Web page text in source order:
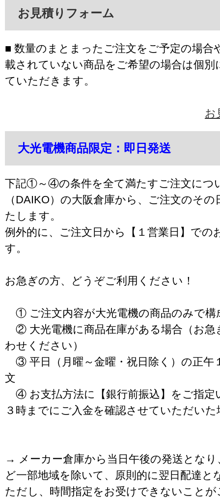
お見積りフォーム
■ 数量のまとまったご注文をご予定の場合
載されていない商品をご希望の場合は個別
ていただきます。
お
大光電機商品限定：即日発送
下記①～④の条件を全て満たすご注文につ
（DAIKO）の大阪倉庫から、ご注文のそ
たします。
例外的に、ご注文日から【１営業日】での
す。
お急ぎの方、どうぞご利用ください！
① ご注文内容が大光電機の商品のみで構
② 大光電機に商品在庫がある場合（お急
わせください）
③ 平日（月曜～金曜・祝日除く）の正午
文
④ お支払方法に【銀行前振込】をご指定
３時までにご入金を確認させていただいた
→ メーカー倉庫から当日午後の発送となり
ど一部地域を除いて、原則的に翌日配達と
ただし、時間指定をお受けできないこと